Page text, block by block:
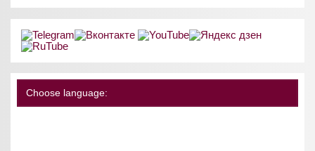
Choose language: